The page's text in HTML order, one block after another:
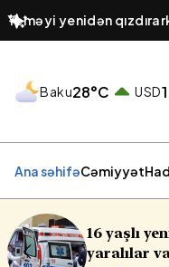
Yeməyi yenidən
Hansı ərzaqlar zəhərə
Baku28°C USD
Ana səhifəCəmiyyət
qərar